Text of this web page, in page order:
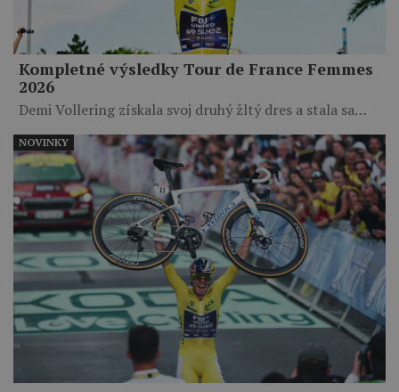
Kompletné výsledky Tour de France Femmes
2026
Demi Vollering získala svoj druhý žltý dres a stala sa…
NOVINKY